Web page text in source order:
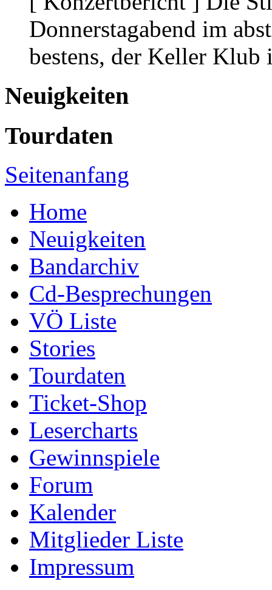
Donnerstagabend im
bestens, der Keller Klub
Neuigkeiten
Tourdaten
Seitenanfang
Home
Neuigkeiten
Bandarchiv
Cd-Besprechungen
VÖ Liste
Stories
Tourdaten
Ticket-Shop
Lesercharts
Gewinnspiele
Forum
Kalender
Mitglieder Liste
Impressum